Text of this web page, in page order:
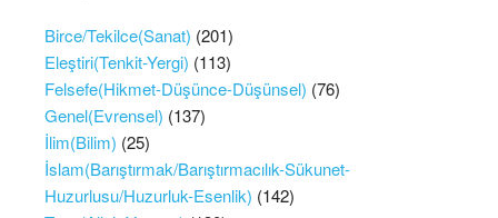
Birce/Tekilce(Sanat) (201)
Eleştiri(Tenkit-Yergi) (113)
Felsefe(Hikmet-Düşünce-Düşünsel) (76)
Genel(Evrensel) (137)
İlim(Bilim) (25)
İslam(Barıştırmak/Barıştırmacılık-Sükunet-
Huzurlusu/Huzurluk-Esenlik) (142)